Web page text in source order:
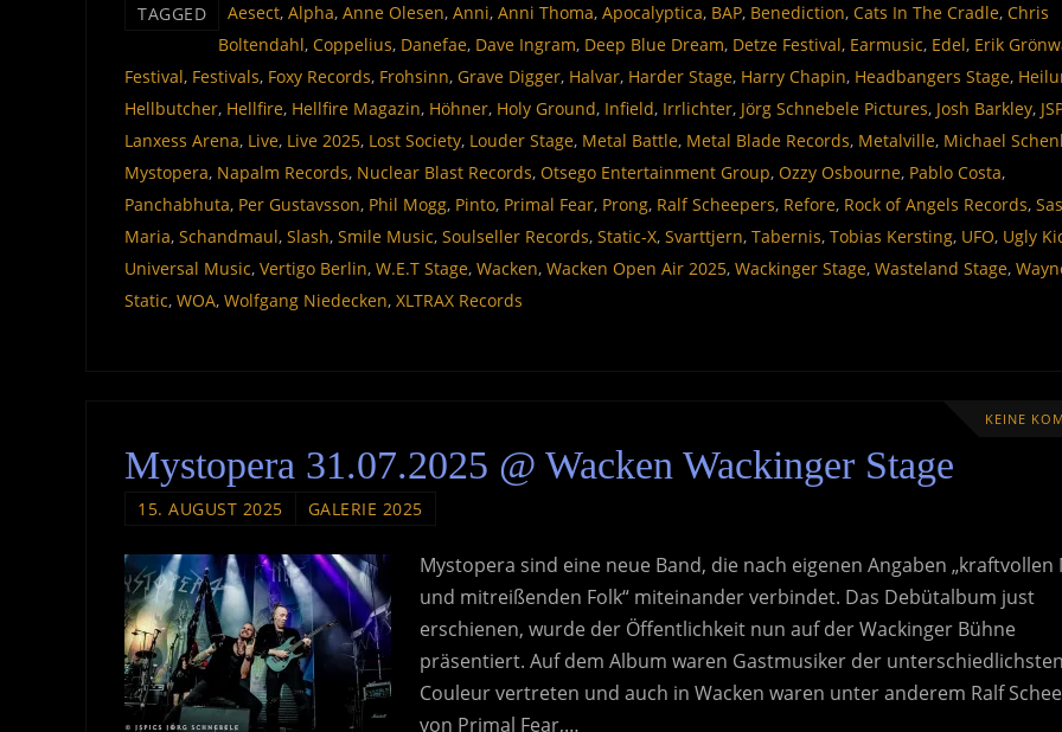
TAGGED Aesect, Alpha, Anne Olesen, Anni, Anni Thoma, Apocalyptica, BAP, Benediction, Cats In The Cradle, Chris
Boltendahl, Coppelius, Danefae, Dave Ingram, Deep Blue Dream, Detze Festival, Earmusic, Edel, Erik
Festival, Festivals, Foxy Records, Frohsinn, Grave Digger, Halvar, Harder Stage, Harry Chapin, Headbangers Stage,
Hellbutcher, Hellfire, Hellfire Magazin, Höhner, Holy Ground, Infield, Irrlichter, Jörg Schnebele Pictures, Josh Barkley,
Lanxess Arena, Live, Live 2025, Lost Society, Louder Stage, Metal Battle, Metal Blade Records, Metalville, Michael
Mystopera, Napalm Records, Nuclear Blast Records, Otsego Entertainment Group, Ozzy Osbourne, Pablo Costa,
Panchabhuta, Per Gustavsson, Phil Mogg, Pinto, Primal Fear, Prong, Ralf Scheepers, Refore, Rock of Angels Records,
Maria, Schandmaul, Slash, Smile Music, Soulseller Records, Static-X, Svarttjern, Tabernis, Tobias Kersting, UFO, Ugly
Universal Music, Vertigo Berlin, W.E.T Stage, Wacken, Wacken Open Air 2025, Wackinger Stage, Wasteland Stage,
Static, WOA, Wolfgang Niedecken, XLTRAX Records
KEINE
Mystopera 31.07.2025 @ Wacken Wackinger Stage
15. AUGUST 2025 GALERIE 2025
Mystopera sind eine neue Band, die nach eigenen Angaben „kraftvollen
und mitreißenden Folk“ miteinander verbindet. Das Debütalbum just
erschienen, wurde der Öffentlichkeit nun auf der Wackinger Bühne
präsentiert. Auf dem Album waren Gastmusiker der unterschiedlichsten
Couleur vertreten und auch in Wacken waren unter anderem Ralf
von Primal Fear,…